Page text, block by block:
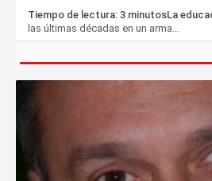
Tiempo de lectura: 3 minutosLa
las últimas décadas en un arma…